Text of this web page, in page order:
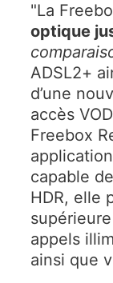
"La
optique
ADSL2+
d’une
accès VOD
Freebox
capable
HDR, elle
appels
ainsi que